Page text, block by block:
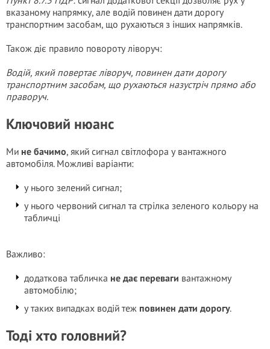
вказаному напрямку, але водій повинен дати дорогу
транспортним засобам, що рухаються з інших напрямків.
Також діє правило повороту ліворуч:
Водій, який повертає ліворуч, повинен дати дорогу
транспортним засобам, що рухаються назустріч прямо або
праворуч.
Ключовий нюанс
Ми не бачимо, який сигнал світлофора у вантажного
автомобіля. Можливі варіанти:
у нього зелений сигнал;
у нього червоний сигнал та стрілка зеленого кольору на
табличці
Важливо:
додаткова табличка не дає переваги вантажному
автомобілю;
у таких випадках водій теж повинен дати дорогу.
Тоді хто головний?